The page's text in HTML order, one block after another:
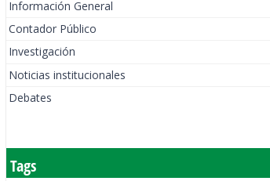
Información General
Contador Público
Investigación
Noticias institucionales
Debates
Tags